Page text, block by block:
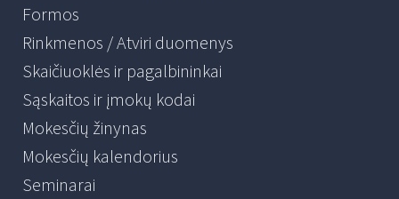
Formos
Rinkmenos / Atviri duomenys
Skaičiuoklės ir pagalbininkai
Sąskaitos ir įmokų kodai
Mokesčių žinynas
Mokesčių kalendorius
Seminarai